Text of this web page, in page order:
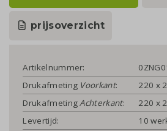
prijsoverzicht
Artikelnummer:
Drukafmeting Voorkant:
220 x
Drukafmeting Achterkant:
220 x
Levertijd:
10